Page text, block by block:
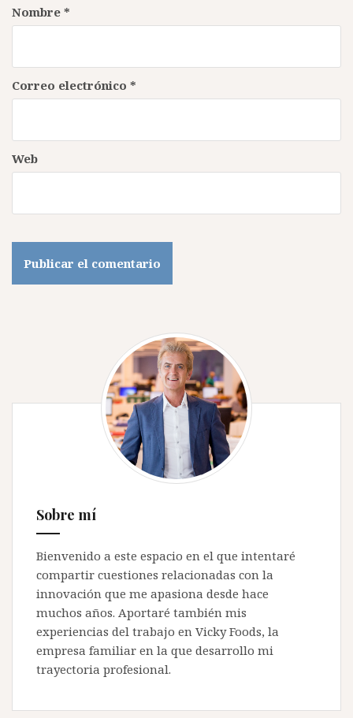
Nombre *
Correo electrónico *
Web
Sobre mí
Bienvenido a este espacio en el que intentaré
compartir cuestiones relacionadas con la
innovación que me apasiona desde hace
muchos años. Aportaré también mis
experiencias del trabajo en Vicky Foods, la
empresa familiar en la que desarrollo mi
trayectoria profesional.